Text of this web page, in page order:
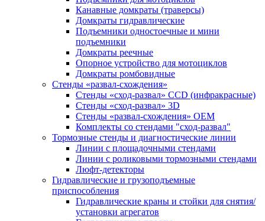
Канавные домкраты (траверсы)
Домкраты гидравлические
Подъемники одностоечные и мини
подъемники
Домкраты реечные
Опорное устройство для мотоциклов
Домкраты ромбовидные
Стенды «развал-схождения»
Стенды «сход-развал» CCD (инфракрасные)
Стенды «сход-развал» 3D
Стенды «развал-схождения» ОЕМ
Комплекты со стендами "сход-развал"
Тормозные стенды и диагностические линии
Линии с площадочными стендами
Линии с роликовыми тормозными стендами
Люфт-детекторы
Гидравлические и грузоподъемные
приспособления
Гидравлические краны и стойки для снятия/
установки агрегатов